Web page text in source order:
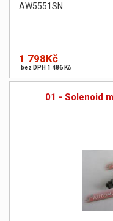
AW5551SN
1 798Kč
bez DPH 1 486 Kč
01 - Solenoid